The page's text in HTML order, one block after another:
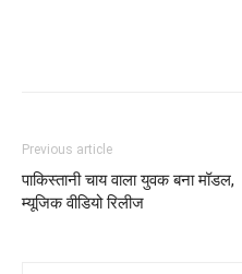
Previous article
पाकिस्‍तानी चाय वाला युवक बना मॉडल,
म्‍यूजिक वीडियो रिलीज